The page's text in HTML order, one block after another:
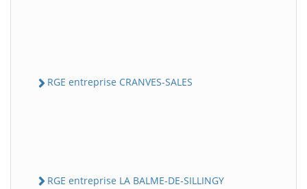
RGE entreprise CRANVES-SALES
RGE entreprise LA BALME-DE-SILLINGY